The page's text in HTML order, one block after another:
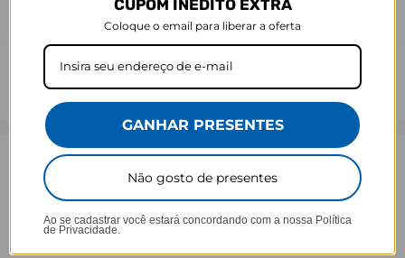
Prazo de Postagem
Opinião dos consumidores
4,5
CUPOM INÉDITO EXTRA
Coloque o email para liberar a oferta
GANHAR PRESENTES
Não gosto de presentes
Ao se cadastrar você estará concordando com a nossa Política
de Privacidade.